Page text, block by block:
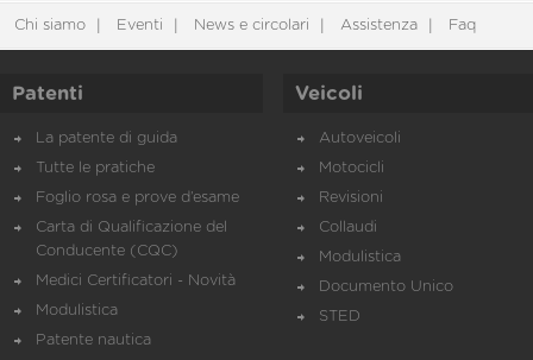
Chi siamo Eventi News e circolari Assistenza Faq
Patenti
La patente di guida
Tutte le pratiche
Foglio rosa e prove d’esame
Carta di Qualificazione del
Conducente (CQC)
Medici Certificatori - Novità
Modulistica
Patente nautica
Veicoli
Autoveicoli
Motocicli
Revisioni
Collaudi
Modulistica
Documento Unico
STED